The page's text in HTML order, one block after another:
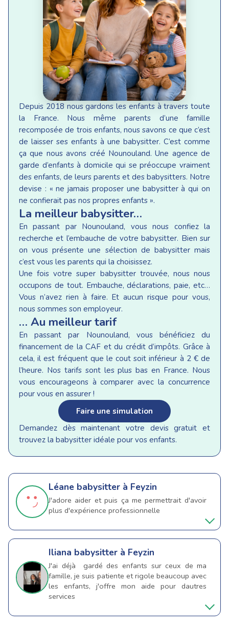
Depuis 2018 nous gardons les enfants à travers toute
la France. Nous même parents d’une famille
recomposée de trois enfants, nous savons ce que c’est
de laisser ses enfants à une babysitter. C’est comme
ça que nous avons créé Nounouland. Une agence de
garde d’enfants à domicile qui se préoccupe vraiment
des enfants, de leurs parents et des babysitters. Notre
devise : « ne jamais proposer une babysitter à qui on
ne confierait pas nos propres enfants ».
La meilleur babysitter…
En passant par Nounouland, vous nous confiez la
recherche et l’embauche de votre babysitter. Bien sur
on vous présente une sélection de babysitter mais
c’est vous les parents qui la choisissez.
Une fois votre super babysitter trouvée, nous nous
occupons de tout. Embauche, déclarations, paie, etc…
Vous n’avez rien à faire. Et aucun risque pour vous,
nous sommes son employeur.
… Au meilleur tarif
En passant par Nounouland, vous bénéficiez du
financement de la CAF et du crédit d’impôts. Grâce à
cela, il est fréquent que le cout soit inférieur à 2 € de
l’heure. Nos tarifs sont les plus bas en France. Nous
vous encourageons à comparer avec la concurrence
pour vous en assurer !
Faire une simulation
Demandez dès maintenant votre devis gratuit et
trouvez la babysitter idéale pour vos enfants.
Léane babysitter à Feyzin
J'adore aider et puis ça me permettrait d'avoir
plus d'expérience professionnelle
Iliana babysitter à Feyzin
J'ai déjà gardé des enfants sur ceux de ma
famille, je suis patiente et rigole beaucoup avec
les enfants, j'offre mon aide pour dautres
services